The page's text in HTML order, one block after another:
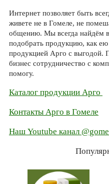
Интернет позволяет быть
живете не в Гомеле, не
общению. Мы всегда найдём
подобрать продукцию, как ею
продукцией Арго с выгодой.
бизнес сотрудничество с
помогу.
Каталог продукции Арго
Контакты Арго в Гомеле
Наш Youtube канал